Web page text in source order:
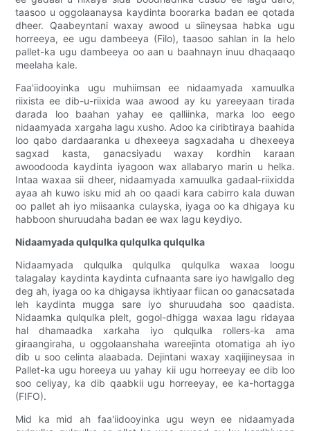
taasoo u oggolaanaysa kaydinta boorarka badan ee qotada
dheer. Qaabeyntani waxay awood u siineysaa habka ugu
horreeya, ee ugu dambeeya (Filo), taasoo sahlan in la helo
pallet-ka ugu dambeeya oo aan u baahnayn inuu dhaqaaqo
meelaha kale.
Faa'iidooyinka ugu muhiimsan ee nidaamyada xamuulka
riixista ee dib-u-riixida waa awood ay ku yareeyaan tirada
darada loo baahan yahay ee qalliinka, marka loo eego
nidaamyada xargaha lagu xusho. Adoo ka ciribtiraya baahida
loo qabo dardaaranka u dhexeeya sagxadaha u dhexeeya
sagxad kasta, ganacsiyadu waxay kordhin karaan
awoodooda kaydinta iyagoon wax allabaryo marin u helka.
Intaa waxaa sii dheer, nidaamyada xamuulka gadaal-riixidda
ayaa ah kuwo isku mid ah oo qaadi kara cabirro kala duwan
oo pallet ah iyo miisaanka culayska, iyaga oo ka dhigaya ku
habboon shuruudaha badan ee wax lagu keydiyo.
Nidaamyada qulqulka qulqulka qulqulka
Nidaamyada qulqulka qulqulka qulqulka waxaa loogu
talagalay kaydinta kaydinta cufnaanta sare iyo hawlgallo deg
deg ah, iyaga oo ka dhigaysa ikhtiyaar fiican oo ganacsatada
leh kaydinta mugga sare iyo shuruudaha soo qaadista.
Nidaamka qulqulka plelt, gogol-dhigga waxaa lagu ridayaa
hal dhamaadka xarkaha iyo qulqulka rollers-ka ama
giraangiraha, u oggolaanshaha wareejinta otomatiga ah iyo
dib u soo celinta alaabada. Dejintani waxay xaqiijineysaa in
Pallet-ka ugu horeeya uu yahay kii ugu horreeyay ee dib loo
soo celiyay, ka dib qaabkii ugu horreeyay, ee ka-hortagga
(FIFO).
Mid ka mid ah faa'iidooyinka ugu weyn ee nidaamyada